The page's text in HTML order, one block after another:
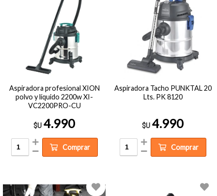
Aspiradora profesional XION
polvo y líquido 2200w XI-
VC2200PRO-CU
$U 4.990
Comprar
Aspiradora Tacho PUNKTAL 20
Lts. PK 8120
$U 4.990
Comprar